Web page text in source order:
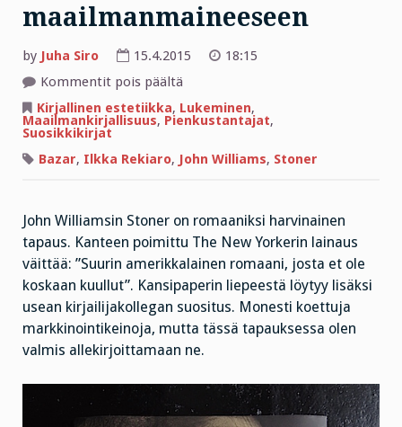
maailmanmaineeseen
by Juha Siro 15.4.2015
18:15
Kommentit pois päältä
nousi
kuolleista
maailmanmaineeseen
Kirjallinen estetiikka, Lukeminen,
Maailmankirjallisuus, Pienkustantajat,
Suosikkikirjat
Bazar, Ilkka Rekiaro, John Williams, Stoner
John Williamsin Stoner on romaaniksi harvinainen
tapaus. Kanteen poimittu The New Yorkerin lainaus
väittää: ”Suurin amerikkalainen romaani, josta et ole
koskaan kuullut”. Kansipaperin liepeestä löytyy lisäksi
usean kirjailijakollegan suositus. Monesti koettuja
markkinointikeinoja, mutta tässä tapauksessa olen
valmis allekirjoittamaan ne.